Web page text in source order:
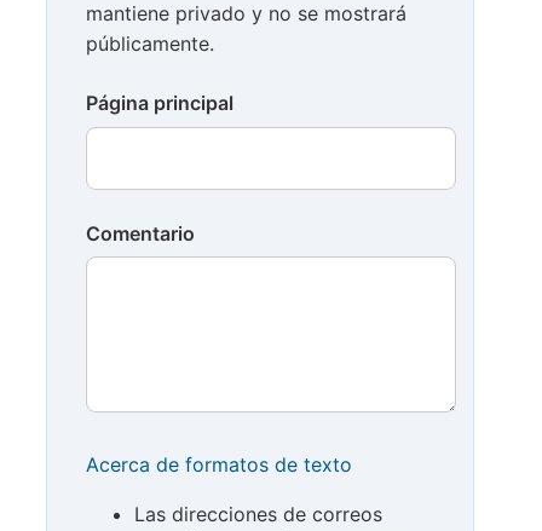
mantiene privado y no se mostrará
públicamente.
Página principal
Comentario
Acerca de formatos de texto
Las direcciones de correos